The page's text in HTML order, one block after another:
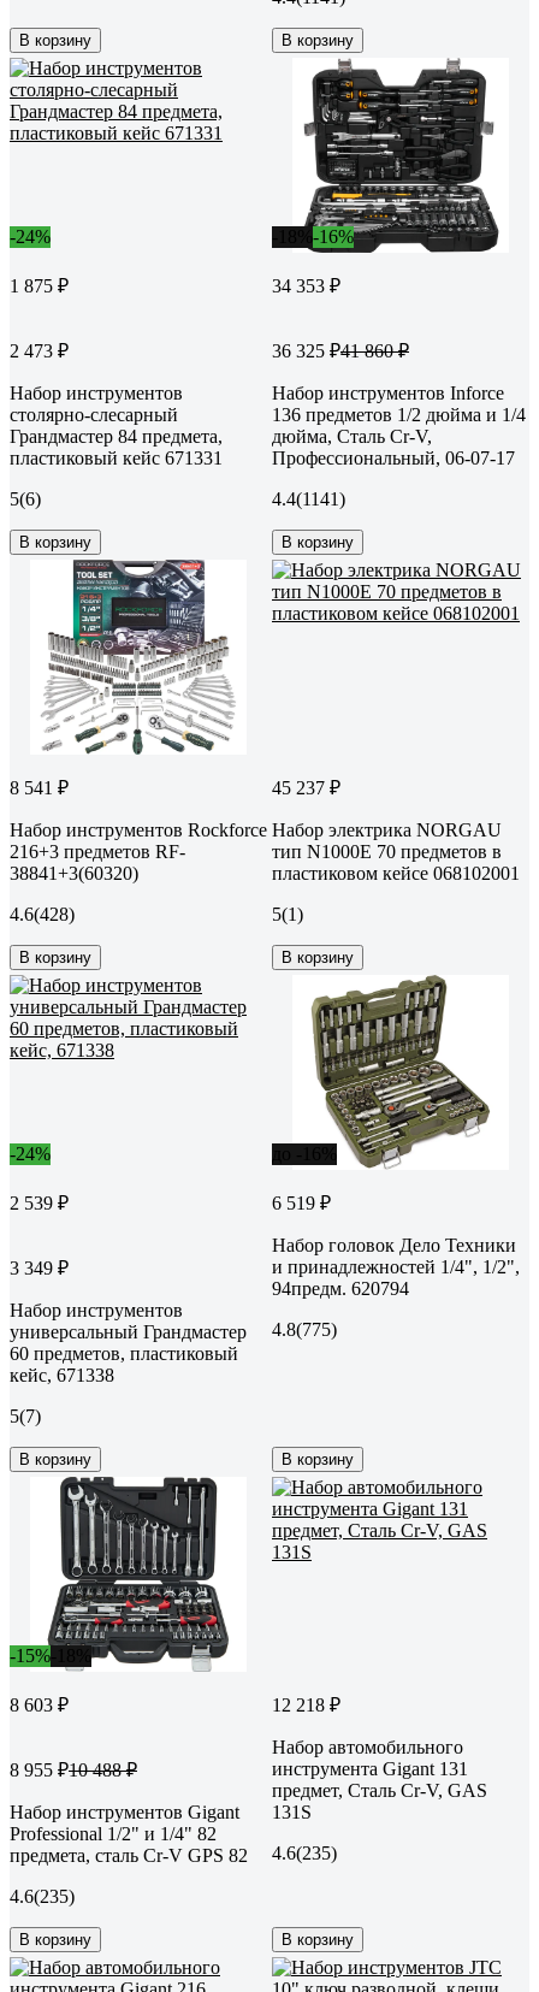
В корзину В корзину
-24%
1 875 ₽
2 473 ₽
Набор инструментов
столярно-слесарный
Грандмастер 84 предмета,
пластиковый кейс 671331
5(6)
В корзину
-16%
34 353 ₽
36 325 ₽41 860 ₽
Набор инструментов Inforce
136 предметов 1/2 дюйма и 1/4
дюйма, Сталь Cr-V,
Профессиональный, 06-07-17
4.4(1141)
В корзину
8 541 ₽
Набор инструментов Rockforce
216+3 предметов RF-
38841+3(60320)
4.6(428)
В корзину
45 237 ₽
Набор электрика NORGAU
тип N1000Е 70 предметов в
пластиковом кейсе 068102001
5(1)
В корзину
-24%
2 539 ₽
3 349 ₽
Набор инструментов
универсальный Грандмастер
60 предметов, пластиковый
кейс, 671338
5(7)
В корзину
6 519 ₽
Набор головок Дело Техники
и принадлежностей 1/4", 1/2",
94предм. 620794
4.8(775)
В корзину
-15%
8 603 ₽
8 955 ₽10 488 ₽
Набор инструментов Gigant
Professional 1/2" и 1/4" 82
предмета, сталь Cr-V GPS 82
4.6(235)
В корзину
12 218 ₽
Набор автомобильного
инструмента Gigant 131
предмет, Сталь Cr-V, GAS
131S
4.6(235)
В корзину